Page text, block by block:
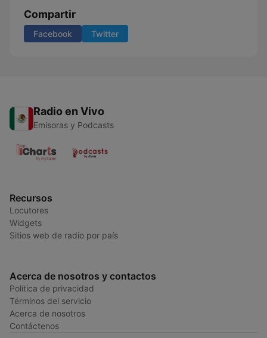
Compartir
Facebook Twitter
Radio en Vivo
Emisoras y Podcasts
Recursos
Locutores
Widgets
Sitios web de radio por país
Acerca de nosotros y contactos
Política de privacidad
Términos del servicio
Acerca de nosotros
Contáctenos